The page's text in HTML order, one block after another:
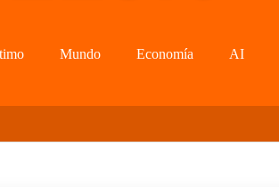
Mundo Economía AI